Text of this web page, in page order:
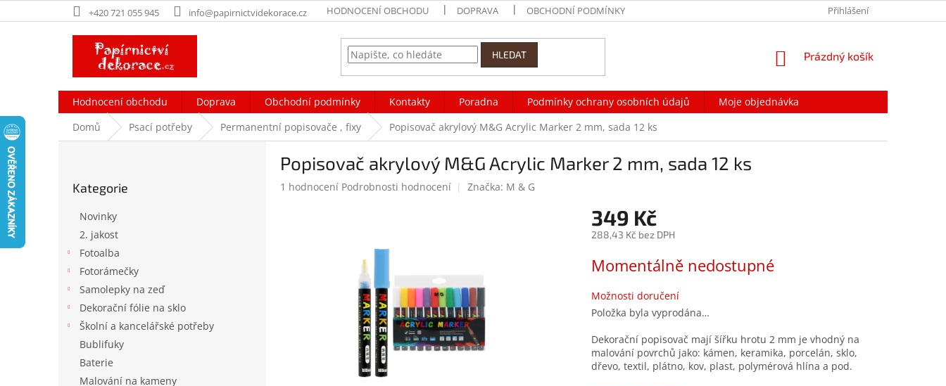
na
+420 721 055 945 info@papirnictvidekorace.cz HODNOCENÍ OBCHODU DOPRAVA OBCHODNÍ PODMÍNKY NAPIŠTE NÁM
Přihlášení
HLEDAT
NÁKUPNÍ
Prázdný košík
Hodnocení obchodu Doprava Obchodní podmínky Kontakty Poradna Podmínky ochrany osobních údajů
Moje objednávka
Domů
Psací potřeby Permanentní popisovače , fixy Popisovač akrylový M&G Acrylic Marker 2 mm, sada 12 ks
kategorie
Kategorie
Novinky
2. jakost
Fotoalba
Fotorámečky
Samolepky na zeď
Dekorační fólie na sklo
Školní a kancelářské potřeby
Bublifuky
Baterie
Malování na kameny
Popisovač akrylový M&G Acrylic Marker 2 mm, sada 12 ks
Průměrné
1 hodnocení Podrobnosti hodnocení Značka: M & G
349 Kč
288,43 Kč bez DPH
cena:
Momentálně nedostupné
Možnosti doručení
Položka byla vyprodána…
Dekorační popisovač mají šířku hrotu 2 mm je vhodný na
malování povrchů jako: kámen, keramika, porcelán, sklo,
dřevo, textil, plátno, kov, plast, polymérová hlína a pod.